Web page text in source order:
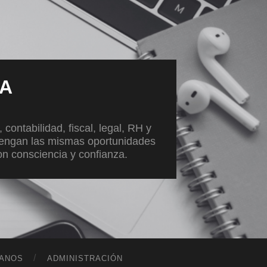
contabilidad, fiscal, legal, RH y
las mismas oportunidades
consciencia y confianza.
ADMINISTRACIÓN